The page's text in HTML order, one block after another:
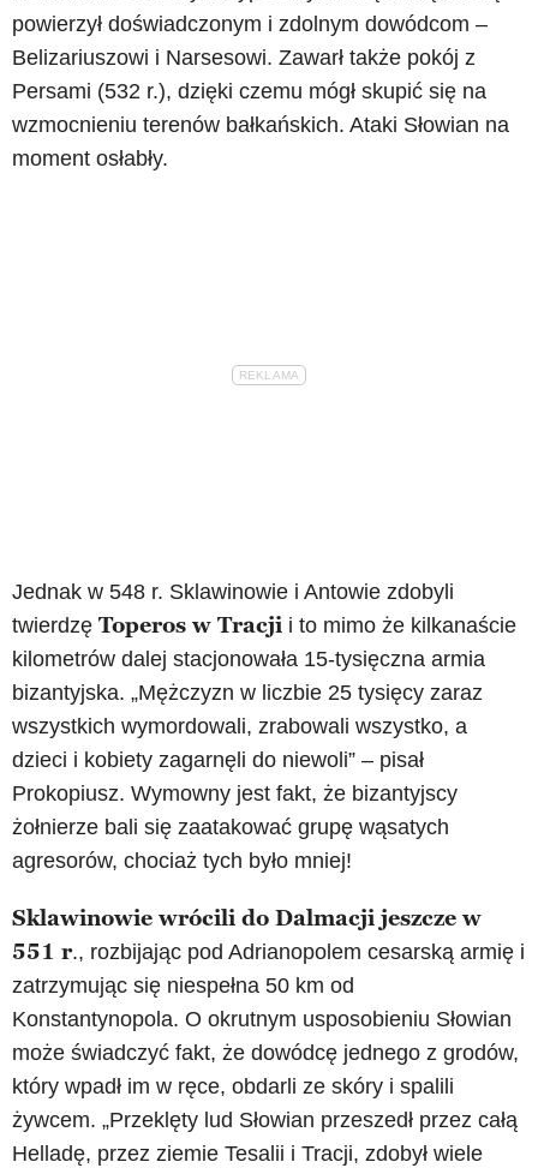
powierzył doświadczonym i zdolnym dowódcom –
Belizariuszowi i Narsesowi. Zawarł także pokój z
Persami (532 r.), dzięki czemu mógł skupić się na
wzmocnieniu terenów bałkańskich. Ataki Słowian na
moment osłabły.
Jednak w 548 r. Sklawinowie i Antowie zdobyli
twierdzę Toperos w Tracji i to mimo że kilkanaście
kilometrów dalej stacjonowała 15-tysięczna armia
bizantyjska. „Mężczyzn w liczbie 25 tysięcy zaraz
wszystkich wymordowali, zrabowali wszystko, a
dzieci i kobiety zagarnęli do niewoli” – pisał
Prokopiusz. Wymowny jest fakt, że bizantyjscy
żołnierze bali się zaatakować grupę wąsatych
agresorów, chociaż tych było mniej!
Sklawinowie wrócili do Dalmacji jeszcze w
551 r., rozbijając pod Adrianopolem cesarską armię i
zatrzymując się niespełna 50 km od
Konstantynopola. O okrutnym usposobieniu Słowian
może świadczyć fakt, że dowódcę jednego z grodów,
który wpadł im w ręce, obdarli ze skóry i spalili
żywcem. „Przeklęty lud Słowian przeszedł przez całą
Helladę, przez ziemie Tesalii i Tracji, zdobył wiele